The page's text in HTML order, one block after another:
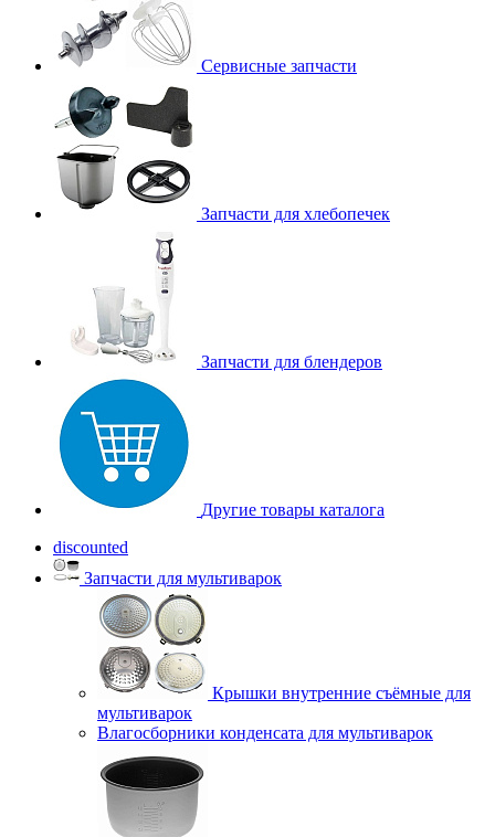
Сервисные запчасти
Запчасти для хлебопечек
Запчасти для блендеров
Другие товары каталога
discounted
Запчасти для мультиварок
Крышки внутренние съёмные для
мультиварок
Влагосборники конденсата для мультиварок